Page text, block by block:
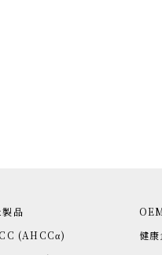
製品
(AHCCα)
健